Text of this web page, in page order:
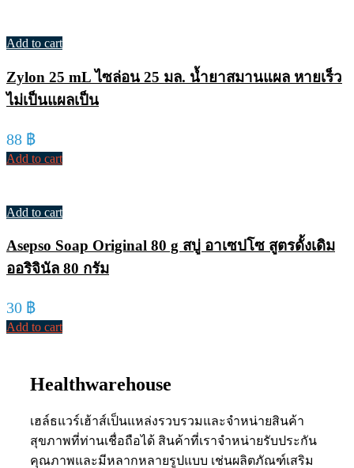
Add to cart
Zylon 25 mL ไซล่อน 25 มล. น้ำยาสมานแผล หายเร็ว
ไม่เป็นแผลเป็น
88 ฿
Add to cart
Add to cart
Asepso Soap Original 80 g สบู่ อาเซปโซ สูตรดั้งเดิม
ออริจินัล 80 กรัม
30 ฿
Add to cart
Healthwarehouse
เฮล์ธแวร์เฮ้าส์เป็นแหล่งรวบรวมและจำหน่ายสินค้า
สุขภาพที่ท่านเชื่อถือได้ สินค้าที่เราจำหน่ายรับประกัน
คุณภาพและมีหลากหลายรูปแบบ เช่นผลิตภัณฑ์เสริม